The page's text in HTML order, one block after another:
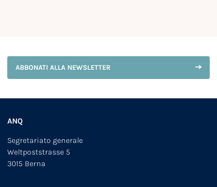
ABBONATI ALLA NEWSLETTER
ANQ
Segretariato generale
Weltpoststrasse 5
3015 Berna